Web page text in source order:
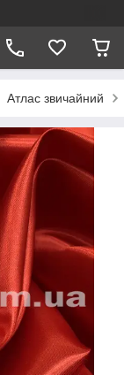
Атлас звичайний